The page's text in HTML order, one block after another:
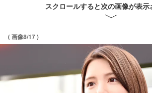
スクロールすると次の画像が表示
( 画像8/17 )